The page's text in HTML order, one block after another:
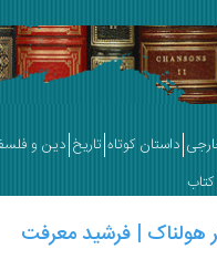
داستان کوتاه تاریخ دین و
هولناک | فرشید معرفت